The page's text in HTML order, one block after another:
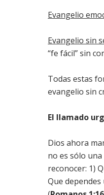
Evangelio
Evangelio sin
“fe fácil” sin
Todas estas
evangelio sin
El llamado
Dios ahora
no es sólo
reconocer: 1)
Que